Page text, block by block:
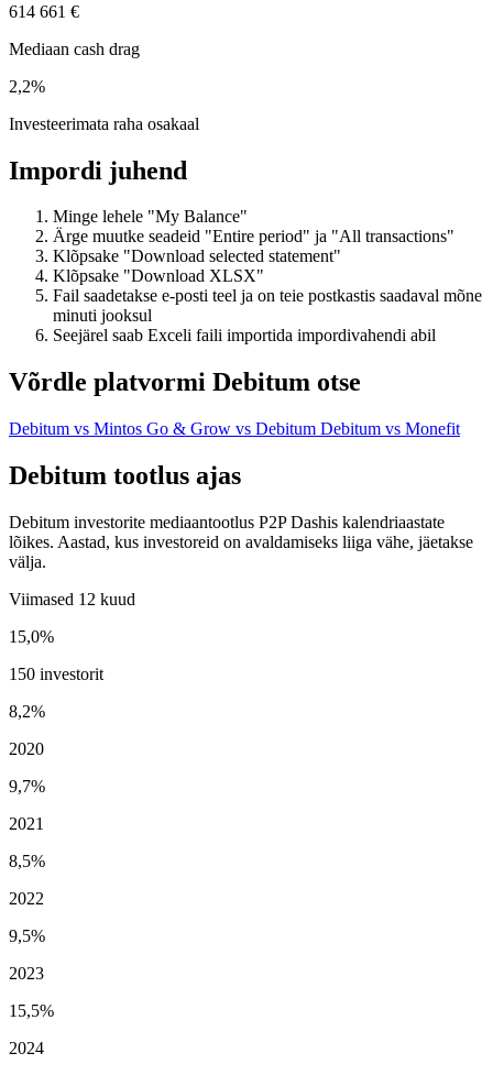
614 661 €
Mediaan cash drag
2,2%
Investeerimata raha osakaal
Impordi juhend
Minge lehele "My Balance"
Ärge muutke seadeid "Entire period" ja "All transactions"
Klõpsake "Download selected statement"
Klõpsake "Download XLSX"
Fail saadetakse e-posti teel ja on teie postkastis saadaval mõne
minuti jooksul
Seejärel saab Exceli faili importida impordivahendi abil
Võrdle platvormi Debitum otse
Debitum vs Mintos Go & Grow vs Debitum Debitum vs Monefit
Debitum tootlus ajas
Debitum investorite mediaantootlus P2P Dashis kalendriaastate
lõikes. Aastad, kus investoreid on avaldamiseks liiga vähe, jäetakse
välja.
Viimased 12 kuud
15,0%
150 investorit
8,2%
2020
9,7%
2021
8,5%
2022
9,5%
2023
15,5%
2024